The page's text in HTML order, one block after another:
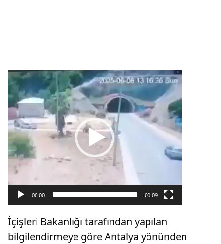
Video
oynatıcı
00:00 00:09
İçişleri Bakanlığı tarafından yapılan
bilgilendirmeye göre Antalya yönünden